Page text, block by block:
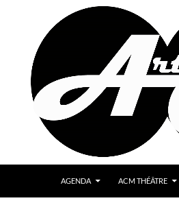
AGENDA ACM THÉÂTRE